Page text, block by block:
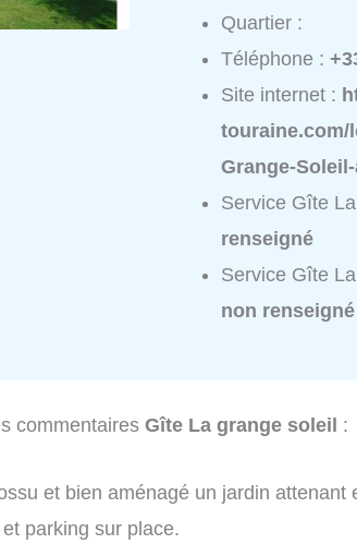
Quartier :
Téléphone :
Site internet :
touraine.com/
Grange-Soleil-
Service Gîte
renseigné
Service Gîte
non renseigné
commentaires Gîte La grange soleil :
et bien aménagé un jardin attenant
parking sur place.